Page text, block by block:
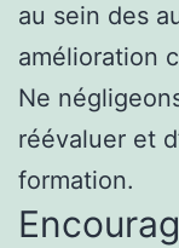
au sein des
amélioration
Ne
réévaluer et
formation.